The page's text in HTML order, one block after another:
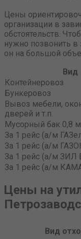
Цены
организации в
обстоятельств.
нужно позвонить
он на большой
Вид
Контейнеровоз
Бункеровоз
Вывоз мебели,
дверей и т.п.
Мусорный бак 0,8
За 1 рейс (а/м
За 1 рейс (а/м
За 1 рейс (а/м ЗИЛ
За 1 рейс (а/м
Цены на
Вид